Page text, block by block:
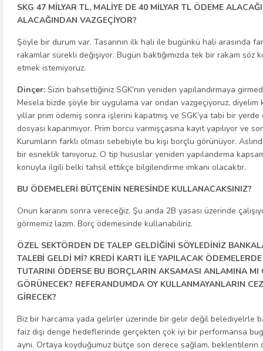
SKG 47 MİLYAR TL, MALİYE DE 40 MİLYAR TL ÖDEME
ALACAĞINDAN VAZGEÇİYOR?
Şöyle bir durum var. Tasarının ilk hali ile bugünkü hali arasında
rakamlar sürekli değişiyor. Bugün baktığımızda tek bir rakam
etmek istemiyoruz.
Dinçer: Sizin bahsettiğiniz SGK’nın yeniden yapılandırmaya
Mesela bizde şöyle bir uygulama var ondan vazgeçiyoruz, diyelim
yıllar prim ödemiş sonra işlerini kapatmış ve SGK’ya tabi bir
dosyası kapanmıyor. Prim borcu varmışçasına kayıt yapılıyor ve
Kurumların farklı olması sebebiyle bu kişi borçlu görünüyor.
bir esneklik tanıyoruz. O tip hususlar yeniden yapılandırma
konuyla ilgili belki tahsil ettikçe bilgilendirme imkanı olacaktır.
BU ÖDEMELERİ BÜTÇENİN NERESİNDE KULLANACAKSINIZ?
Onun kararını sonra vereceğiz. Şu anda 2B yasası üzerinde
görmemiz lazım. Borç ödemesinde kullanabiliriz.
ÖZEL SEKTÖRDEN DE TALEP GELDİĞİNİ SÖYLEDİNİZ
TALEBİ GELDİ Mİ? KREDİ KARTI İLE YAPILACAK
TUTARINI ÖDERSE BU BORÇLARIN AKSAMASI ANLAMINA MI
GÖRÜNECEK? REFERANDUMDA OY KULLANMAYANLARIN
GİRECEK?
Biz bir harcama yada gelirler üzerinde bir gelir değil belediyelrle
faiz dışı denge hedeflerinde gerçekten çok iyi bir performansa
aynı. Ortaya koyduğumuz bütçe son derece sağlam, beklentilerin